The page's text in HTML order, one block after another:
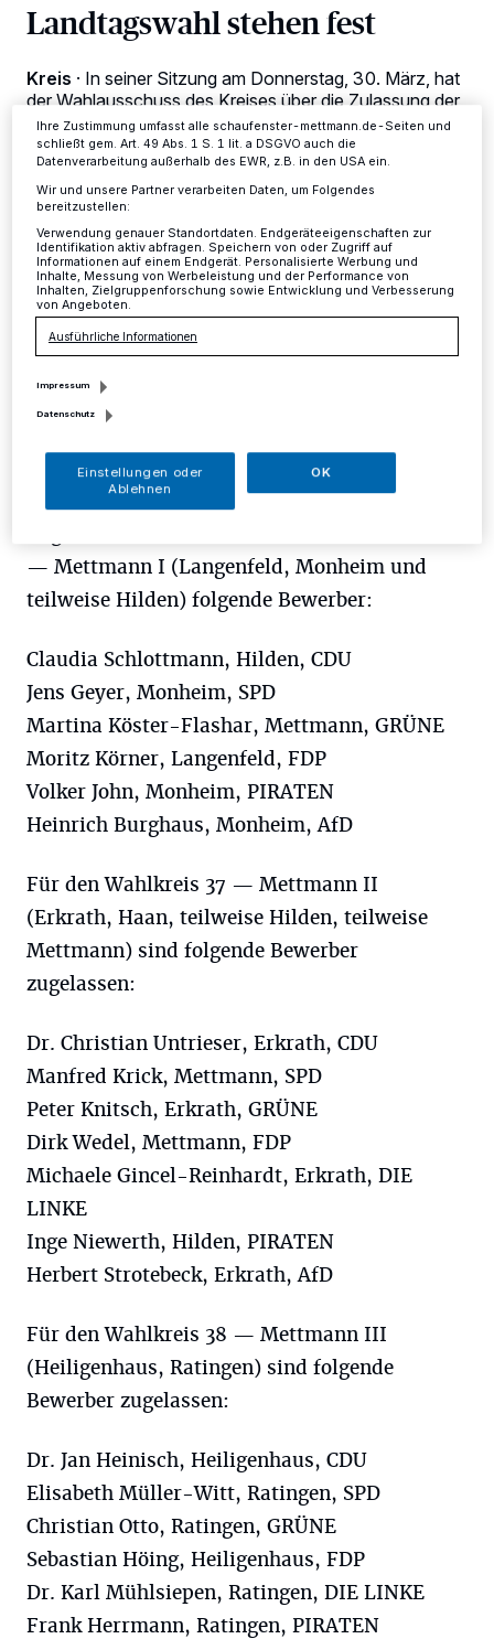
Landtagswahl stehen fest
Kreis · In seiner Sitzung am Donnerstag, 30. März, hat
der Wahlausschuss des Kreises über die Zulassung der
für die vier Wahl­kreise im Kreisgebiet eingereichten
Wahlvorschläge für die Landtagswahl entschieden.
31.03.2017 , 11:56 Uhr Eine Minute Lesezeit
K Beanstandungen.
— Mettmann I (Langenfeld, Monheim und
teilweise Hilden) folgende Bewerber:
Claudia Schlottmann, Hilden, CDU
Jens Geyer, Monheim, SPD
Martina Köster-Flashar, Mettmann, GRÜNE
Moritz Körner, Langenfeld, FDP
Volker John, Monheim, PIRATEN
Heinrich Burghaus, Monheim, AfD
Für den Wahlkreis 37 — Mettmann II
(Erkrath, Haan, teilweise Hilden, teilweise
Mettmann) sind folgende Bewerber
zugelassen:
Dr. Christian Untrieser, Erkrath, CDU
Manfred Krick, Mettmann, SPD
Peter Knitsch, Erkrath, GRÜNE
Dirk Wedel, Mettmann, FDP
Michaele Gincel-Reinhardt, Erkrath, DIE
LINKE
Inge Niewerth, Hilden, PIRATEN
Herbert Strotebeck, Erkrath, AfD
Für den Wahlkreis 38 — Mettmann III
(Heiligenhaus, Ratingen) sind folgende
Bewerber zugelassen:
Dr. Jan Heinisch, Heiligenhaus, CDU
Elisabeth Müller-Witt, Ratingen, SPD
Christian Otto, Ratingen, GRÜNE
Sebastian Höing, Heiligenhaus, FDP
Dr. Karl Mühlsiepen, Ratingen, DIE LINKE
Frank Herrmann, Ratingen, PIRATEN
Anzeigen möglicherweise nicht mehr so relevant für Sie. Sie können
dieses Menü jederzeit wieder aufrufen, um Ihre Einstellungen zu
ändern oder Ihre Einwilligung zu widerrufen, indem Sie auf den Link
Ihre Einstellungen gelten innerhalb unseres Website. Weitere
Informationen finden Sie in unserer Datenschutzerklärung.
Ihre Zustimmung umfasst alle schaufenster-mettmann.de-Seiten und
schließt gem. Art. 49 Abs. 1 S. 1 lit. a DSGVO auch die
Datenverarbeitung außerhalb des EWR, z.B. in den USA ein.
Wir und unsere Partner verarbeiten Daten, um Folgendes
bereitzustellen:
Verwendung genauer Standortdaten. Endgeräteeigenschaften zur
Identifikation aktiv abfragen. Speichern von oder Zugriff auf
Informationen auf einem Endgerät. Personalisierte Werbung und
Inhalte, Messung von Werbeleistung und der Performance von
Inhalten, Zielgruppenforschung sowie Entwicklung und Verbesserung
von Angeboten.
Ausführliche Informationen
Impressum
Datenschutz
Einstellungen oder
Ablehnen
OK